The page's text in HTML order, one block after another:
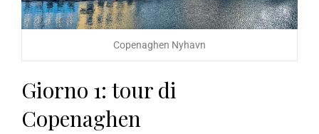
Copenaghen Nyhavn
Giorno 1: tour di
Copenaghen